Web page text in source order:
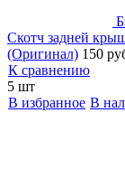
Скотч задней
(Оригинал) 150
К сравнению
5 шт
В избранное В